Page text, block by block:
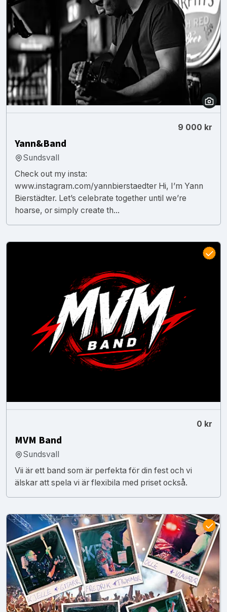
9 000 kr
Yann&Band
Sundsvall
Check out my insta:
www.instagram.com/yannbierstaedter Hi, I’m Yann
Bierstädter. Let’s celebrate together until we’re
hoarse, or simply create th...
0 kr
MVM Band
Sundsvall
Vii är ett band som är perfekta för din fest och vi
älskar att spela vi är flexibila med priset också.